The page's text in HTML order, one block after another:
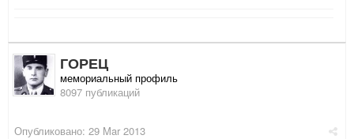
ГОРЕЦ
мемориальный профиль
8097 публикаций
Опубликовано: 29 Mar 2013